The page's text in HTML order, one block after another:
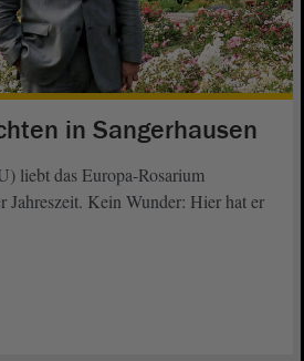
in Sangerhausen
liebt das Europa-Rosarium
Jahreszeit. Kein Wunder: Hier hat er